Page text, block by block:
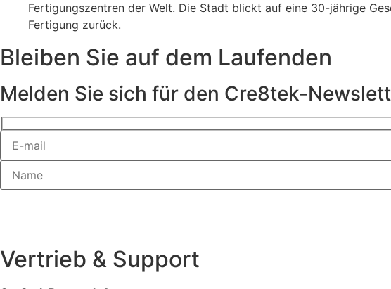
Fertigungszentren der Welt. Die Stadt blickt auf eine 30-jährige
Fertigung zurück.
Bleiben Sie auf dem Laufenden
Melden Sie sich für den Cre8tek-
Vertrieb & Support